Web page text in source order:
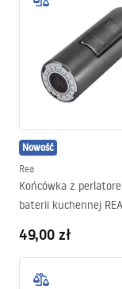
Nowość
Rea
Końcówka z
baterii kuchennej
49,00 zł